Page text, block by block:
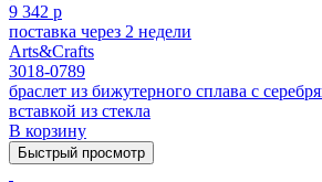
9 342 р
поставка через 2 недели
Arts&Crafts
3018-0789
браслет из бижутерного сплава с
вставкой из стекла
В корзину
Быстрый просмотр